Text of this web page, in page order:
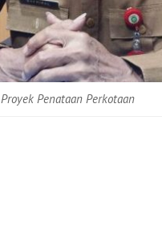
Penataan Perkotaan